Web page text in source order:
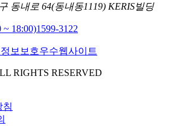
동내로 64(동내동1119) KERIS빌딩
~ 18:00)1599-3122
RIGHTS RESERVED
침